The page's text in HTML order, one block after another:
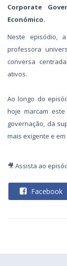
Corporate
Económico.
Neste episódio,
professora
conversa
ativos.
Ao longo do
hoje marcam
governação, da
mais exigente e
🎥 Assista ao
Facebook